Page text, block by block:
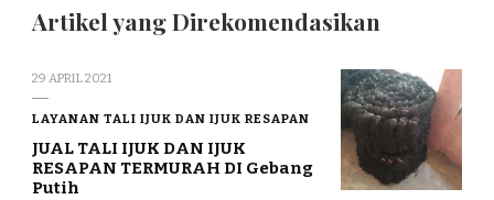
Artikel yang Direkomendasikan
29 APRIL 2021
LAYANAN TALI IJUK DAN IJUK RESAPAN
JUAL TALI IJUK DAN IJUK
RESAPAN TERMURAH DI Gebang
Putih